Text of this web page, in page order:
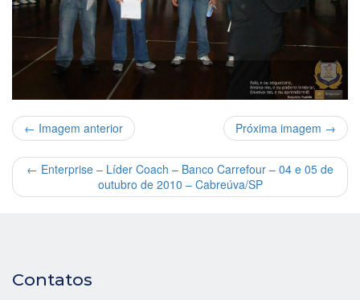
← Imagem anterior Próxima imagem →
← Enterprise – Líder Coach – Banco Carrefour – 04 e 05 de
outubro de 2010 – Cabreúva/SP
Contatos